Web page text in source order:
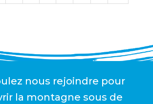
nous rejoindre pour
la montagne sous de